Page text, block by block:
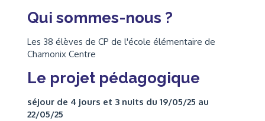
Qui sommes-nous ?
Les 38 élèves de CP de l'école élémentaire de
Chamonix Centre
Le projet pédagogique
séjour de 4 jours et 3 nuits du 19/05/25 au
22/05/25